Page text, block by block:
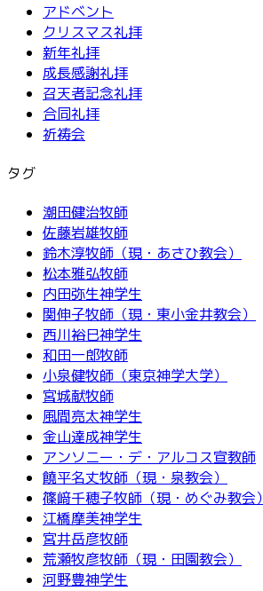
アドベント
クリスマス礼拝
新年礼拝
成長感謝礼拝
召天者記念礼拝
合同礼拝
祈祷会
タグ
潮田健治牧師
佐藤岩雄牧師
鈴木淳牧師（現・あさひ教会）
松本雅弘牧師
内田弥生神学生
関伸子牧師（現・東小金井教会）
西川裕巳神学生
和田一郎牧師
小泉健牧師（東京神学大学）
宮城献牧師
風間亮太神学生
金山達成神学生
アンソニー・デ・アルコス宣教師
饒平名丈牧師（現・泉教会）
篠﨑千穂子牧師（現・めぐみ教会）
江橋摩美神学生
宮井岳彦牧師
荒瀬牧彦牧師（現・田園教会）
河野豊神学生